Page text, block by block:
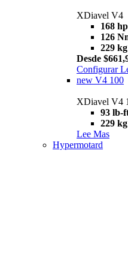
XDiavel V4
168 hp
126
229 kg
Desde
Configurar
new V4 100
XDiavel V4
93 lb-
229 kg
Lee Mas
Hypermotard